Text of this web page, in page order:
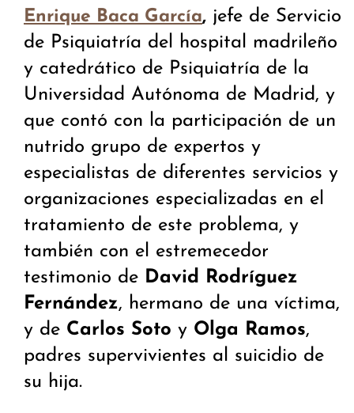
Enrique Baca García, jefe de Servicio
de Psiquiatría del hospital madrileño
y catedrático de Psiquiatría de la
Universidad Autónoma de Madrid, y
que contó con la participación de un
nutrido grupo de expertos y
especialistas de diferentes servicios y
organizaciones especializadas en el
tratamiento de este problema, y
también con el estremecedor
testimonio de David Rodríguez
Fernández, hermano de una víctima,
y de Carlos Soto y Olga Ramos,
padres supervivientes al suicidio de
su hija.